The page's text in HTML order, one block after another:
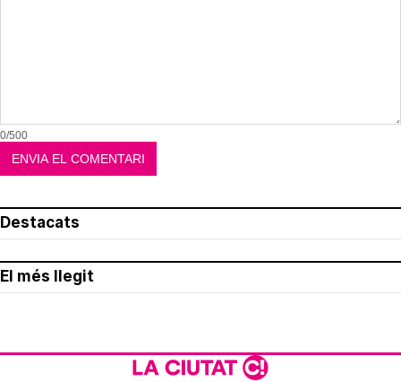
0/500
Destacats
El més llegit